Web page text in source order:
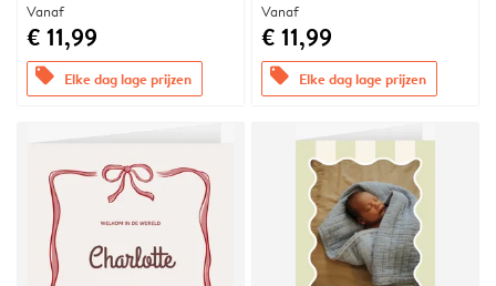
Vanaf
€ 11,99
offers Elke dag lage prijzen
Vanaf
€ 11,99
offers Elke dag lage prijzen